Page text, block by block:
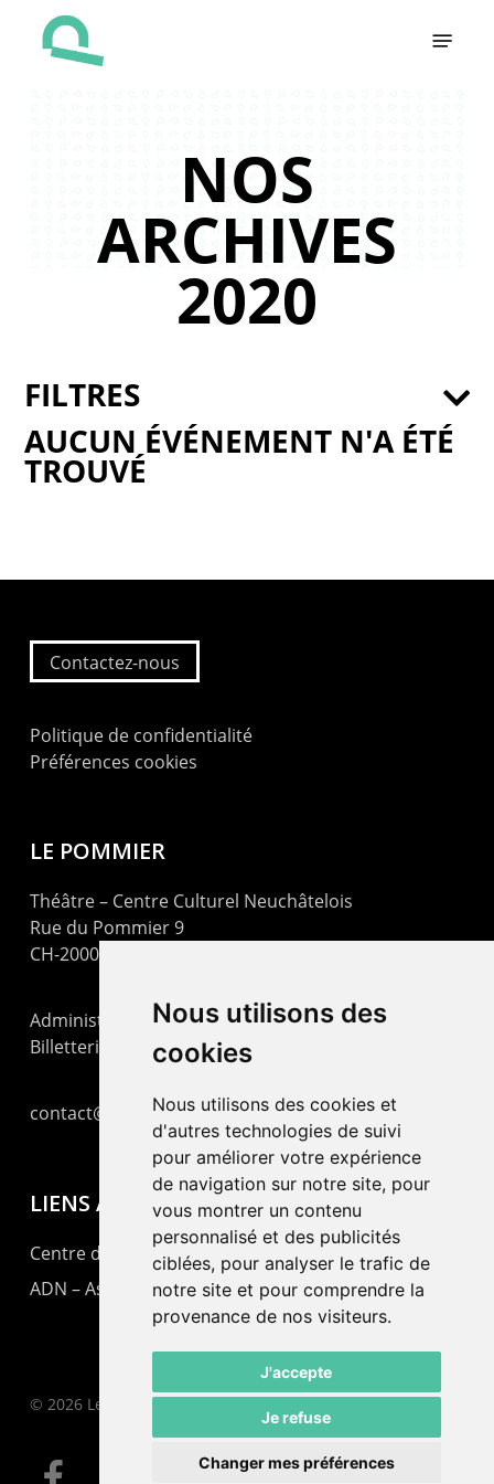
Nous utilisons des
cookies
Nous utilisons des cookies et
d'autres technologies de suivi
pour améliorer votre expérience
de navigation sur notre site, pour
vous montrer un contenu
personnalisé et des publicités
ciblées, pour analyser le trafic de
notre site et pour comprendre la
provenance de nos visiteurs.
J'accepte
Je refuse
Changer mes préférences
NOS
ARCHIVES
2020
AUCUN ÉVÉNEMENT N'A ÉTÉ
TROUVÉ
FILTRES
Contactez-nous
Politique de confidentialité
Préférences cookies
LE POMMIER
Théâtre – Centre Culturel Neuchâtelois
Rue du Pommier 9
CH-2000 Neuchâtel
Administration : +41 32 725 03 03
Billetterie : +41 32 725 05 05
contact@lepommier.ch
LIENS AMIS
Centre de culture ABC
ADN – Association Danse Neuchâtel
© 2026 Le Pommier.
facebook email